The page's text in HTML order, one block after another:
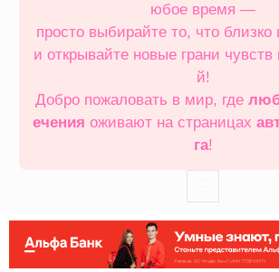
юбое время —
просто выбирайте то, что
и открывайте новые грани чувств
й!
Добро пожаловать в мир, где
ечения оживают на страницах
га!